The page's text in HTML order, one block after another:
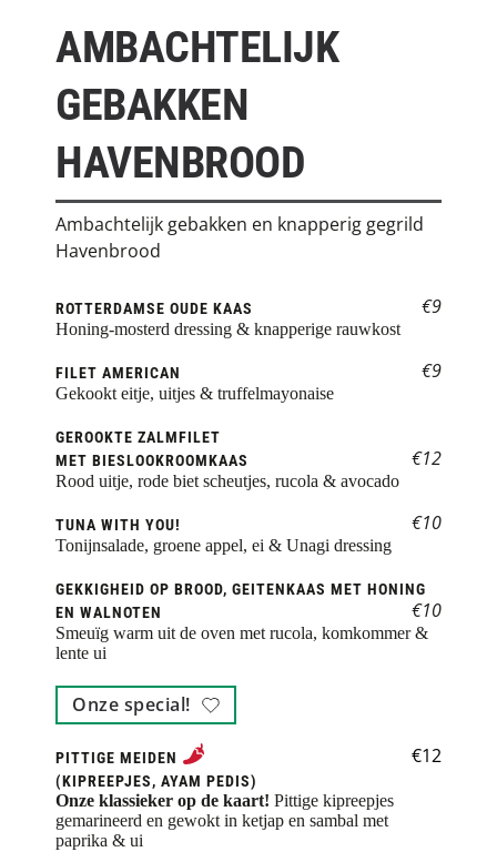
AMBACHTELIJK
GEBAKKEN
HAVENBROOD
Ambachtelijk gebakken en knapperig gegrild
Havenbrood
ROTTERDAMSE OUDE KAAS €9
Honing-mosterd dressing & knapperige rauwkost
FILET AMERICAN €9
Gekookt eitje, uitjes & truffelmayonaise
GEROOKTE ZALMFILET
MET BIESLOOKROOMKAAS
€12
Rood uitje, rode biet scheutjes, rucola & avocado
TUNA WITH YOU! €10
Tonijnsalade, groene appel, ei & Unagi dressing
GEKKIGHEID OP BROOD, GEITENKAAS MET HONING
EN WALNOTEN
€10
Smeuïg warm uit de oven met rucola, komkommer &
lente ui
Onze special!
PITTIGE MEIDEN
(KIPREEPJES, AYAM PEDIS)
€12
Onze klassieker op de kaart! Pittige kipreepjes
gemarineerd en gewokt in ketjap en sambal met
paprika & ui